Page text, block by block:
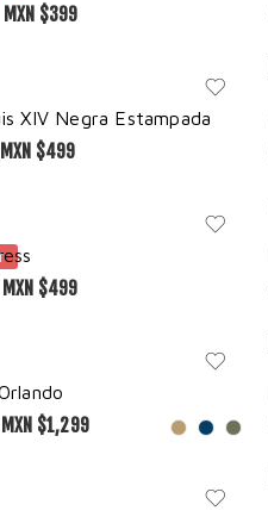
MXN $399
XIV Negra Estampada
MXN $499
MXN $499
MXN $1,299